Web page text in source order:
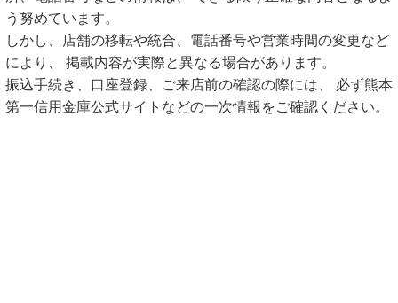
う努めています。
しかし、店舗の移転や統合、電話番号や営業時間の変更など
により、 掲載内容が実際と異なる場合があります。
振込手続き、口座登録、ご来店前の確認の際には、 必ず熊本
第一信用金庫公式サイトなどの一次情報をご確認ください。